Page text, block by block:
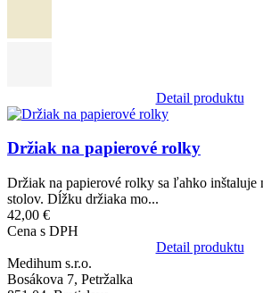
Detail produktu
Obrázok
Držiak na papierové rolky
Držiak na papierové rolky sa ľahko inštaluje
stolov. Dĺžku držiaka mo...
42,00 €
Cena s DPH
Detail produktu
Medihum s.r.o.
Bosákova 7, Petržalka